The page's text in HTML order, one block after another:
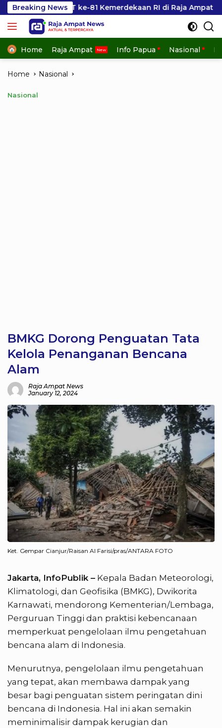
Skip
to
content
Breaking News
ke-81 Kemerdekaan RI di Raja Ampat
Home Raja Ampat Info Papua Nasional
Home Nasional
Nasional
BMKG Dorong Penguatan Tata
Kelola Penanganan Bencana
Alam
Raja Ampat News
January 12, 2024
Ket. Gempar Cianjur/Raisan Al Farisi/pras/ANTARA FOTO
Jakarta, InfoPublik – Kepala Badan Meteorologi,
Klimatologi, dan Geofisika (BMKG), Dwikorita
Karnawati, mendorong Kementerian/Lembaga,
Perguruan Tinggi dan praktisi kebencanaan
memperkuat pengelolaan ilmu pengetahuan
bencana alam di Indonesia.
Menurutnya, pengelolaan ilmu pengetahuan
yang tepat, akan membawa dampak yang
besar bagi penguatan sistem peringatan dini
bencana di Indonesia. Hal ini akan semakin
meminimalisir dampak kerugian dan